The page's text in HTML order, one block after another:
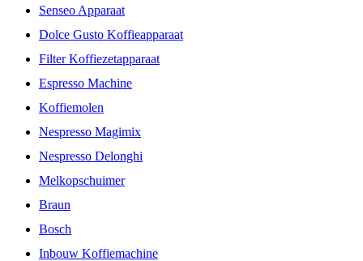
Senseo Apparaat
Dolce Gusto Koffieapparaat
Filter Koffiezetapparaat
Espresso Machine
Koffiemolen
Nespresso Magimix
Nespresso Delonghi
Melkopschuimer
Braun
Bosch
Inbouw Koffiemachine